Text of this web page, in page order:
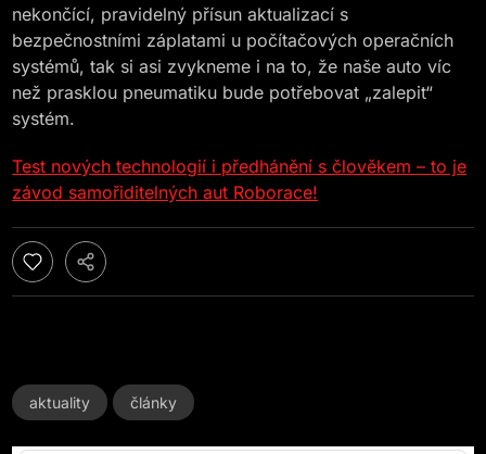
nekončící, pravidelný přísun aktualizací s
bezpečnostními záplatami u počítačových operačních
systémů, tak si asi zvykneme i na to, že naše auto víc
než prasklou pneumatiku bude potřebovat „zalepit“
systém.
Test nových technologií i předhánění s člověkem – to je
závod samořiditelných aut Roborace!
aktuality články